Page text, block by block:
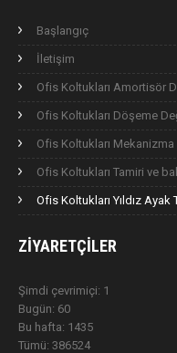
Başlangıç
İletişim
Ofis Koltukları Amortisör
Ofis Koltukları Döşeme
Ofis Koltukları
Ofis Koltukları Tamiri ve
Ofis Koltukları Yıldız Ayak
ZIYARETÇILER
Şimdi çevrimiçi: 1
Bugün: 60
Bu hafta: 1435
Tümü: 386524